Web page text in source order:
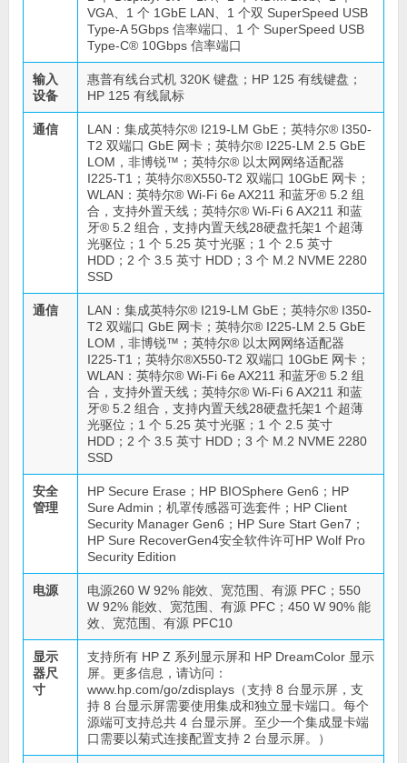
VGA、1 个 1GbE LAN、1 个双 SuperSpeed USB
Type-A 5Gbps 信率端口、1 个 SuperSpeed USB
Type-C® 10Gbps 信率端口
输入
设备
惠普有线台式机 320K 键盘；HP 125 有线键盘；
HP 125 有线鼠标
通信
LAN：集成英特尔® I219-LM GbE；英特尔® I350-
T2 双端口 GbE 网卡；英特尔® I225-LM 2.5 GbE
LOM，非博锐™；英特尔® 以太网网络适配器
I225-T1；英特尔®X550-T2 双端口 10GbE 网卡；
WLAN：英特尔® Wi-Fi 6e AX211 和蓝牙® 5.2 组
合，支持外置天线；英特尔® Wi-Fi 6 AX211 和蓝
牙® 5.2 组合，支持内置天线28硬盘托架1 个超薄
光驱位；1 个 5.25 英寸光驱；1 个 2.5 英寸
HDD；2 个 3.5 英寸 HDD；3 个 M.2 NVME 2280
SSD
通信
LAN：集成英特尔® I219-LM GbE；英特尔® I350-
T2 双端口 GbE 网卡；英特尔® I225-LM 2.5 GbE
LOM，非博锐™；英特尔® 以太网网络适配器
I225-T1；英特尔®X550-T2 双端口 10GbE 网卡；
WLAN：英特尔® Wi-Fi 6e AX211 和蓝牙® 5.2 组
合，支持外置天线；英特尔® Wi-Fi 6 AX211 和蓝
牙® 5.2 组合，支持内置天线28硬盘托架1 个超薄
光驱位；1 个 5.25 英寸光驱；1 个 2.5 英寸
HDD；2 个 3.5 英寸 HDD；3 个 M.2 NVME 2280
SSD
安全
管理
HP Secure Erase；HP BIOSphere Gen6；HP
Sure Admin；机罩传感器可选套件；HP Client
Security Manager Gen6；HP Sure Start Gen7；
HP Sure RecoverGen4安全软件许可HP Wolf Pro
Security Edition
电源
电源260 W 92% 能效、宽范围、有源 PFC；550
W 92% 能效、宽范围、有源 PFC；450 W 90% 能
效、宽范围、有源 PFC10
显示
器尺
寸
支持所有 HP Z 系列显示屏和 HP DreamColor 显示
屏。更多信息，请访问：
www.hp.com/go/zdisplays（支持 8 台显示屏，支
持 8 台显示屏需要使用集成和独立显卡端口。每个
源端可支持总共 4 台显示屏。至少一个集成显卡端
口需要以菊式连接配置支持 2 台显示屏。）